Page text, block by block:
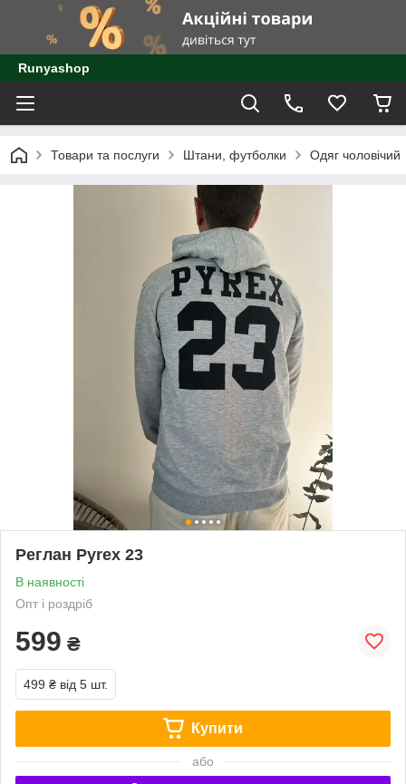
Runyashop
Товари та послуги Штани, футболки Одяг чоловічий
Реглан Pyrex 23
В наявності
Опт і роздріб
599 ₴
499 ₴ від 5 шт.
Купити
або